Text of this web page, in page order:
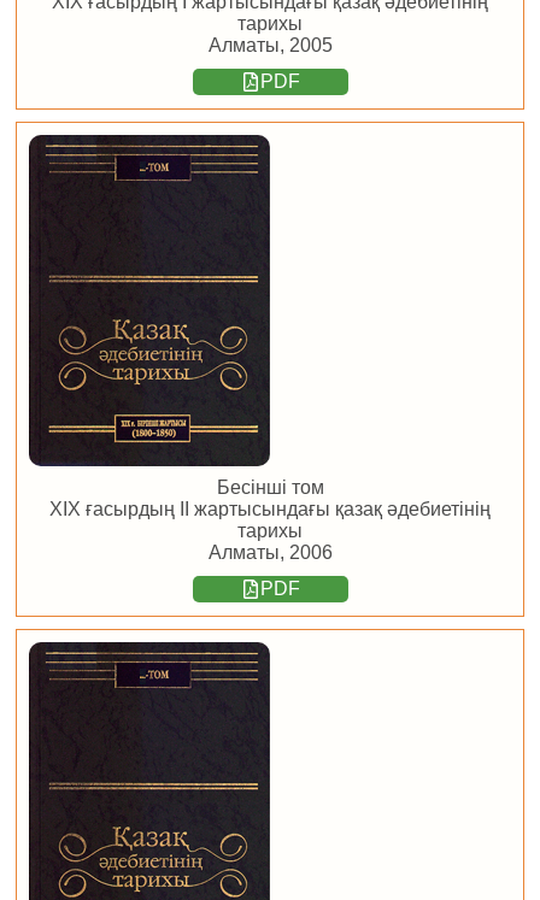
тарихы
Алматы, 2005
PDF
Бесінші том
ХІХ ғасырдың ІІ жартысындағы қазақ әдебиетінің
тарихы
Алматы, 2006
PDF